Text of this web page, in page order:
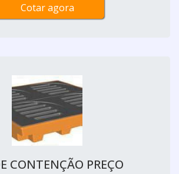
Cotar agora
CONTENÇÃO PREÇO